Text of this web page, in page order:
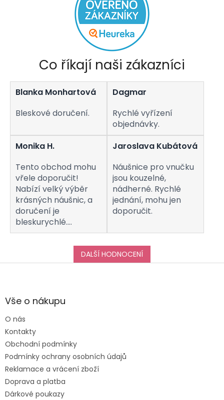
Co říkají naši zákazníci
Blanka Monhartová
Bleskové doručení.
Dagmar
Rychlé vyřízení
objednávky.
Monika H.
Tento obchod mohu
vřele doporučit!
Nabízí velký výběr
krásných náušnic, a
doručení je
bleskurychlé.
Komunikaci s
obchodem hodnotím
taktéž na jedničku!
Děkuji za vše, a určitě
Jaroslava Kubátová
Náušnice pro vnučku
jsou kouzelné,
nádherné. Rychlé
jednání, mohu jen
doporučit.
DALŠÍ HODNOCENÍ
Z
aVše o nákupu
O nás
Kontakty
Obchodní podmínky
Podmínky ochrany osobních údajů
Reklamace a vrácení zboží
Doprava a platba
Dárkové poukazy